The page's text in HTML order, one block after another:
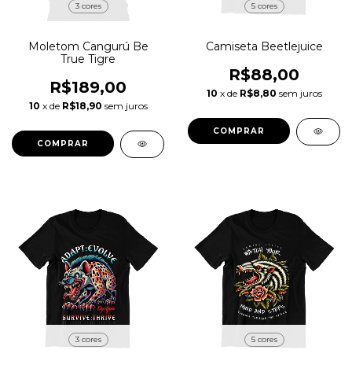
3 cores
Moletom Cangurú Be
True Tigre
R$189,00
10 x de R$18,90 sem juros
COMPRAR
5 cores
Camiseta Beetlejuice
R$88,00
10 x de R$8,80 sem juros
COMPRAR
3 cores 5 cores